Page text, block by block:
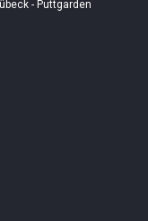
- Puttgarden